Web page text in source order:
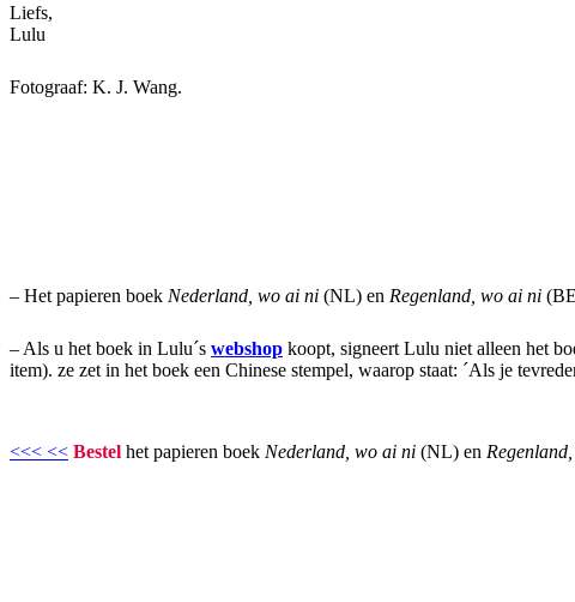
Liefs,
Lulu
Fotograaf: K. J. Wang.
– Het papieren boek Nederland, wo ai ni (NL) en Regenland, wo ai ni
– Als u het boek in Lulu´s webshop koopt, signeert Lulu niet alleen het
item). ze zet in het boek een Chinese stempel, waarop staat: ´Als je
<<< << Bestel het papieren boek Nederland, wo ai ni (NL) en